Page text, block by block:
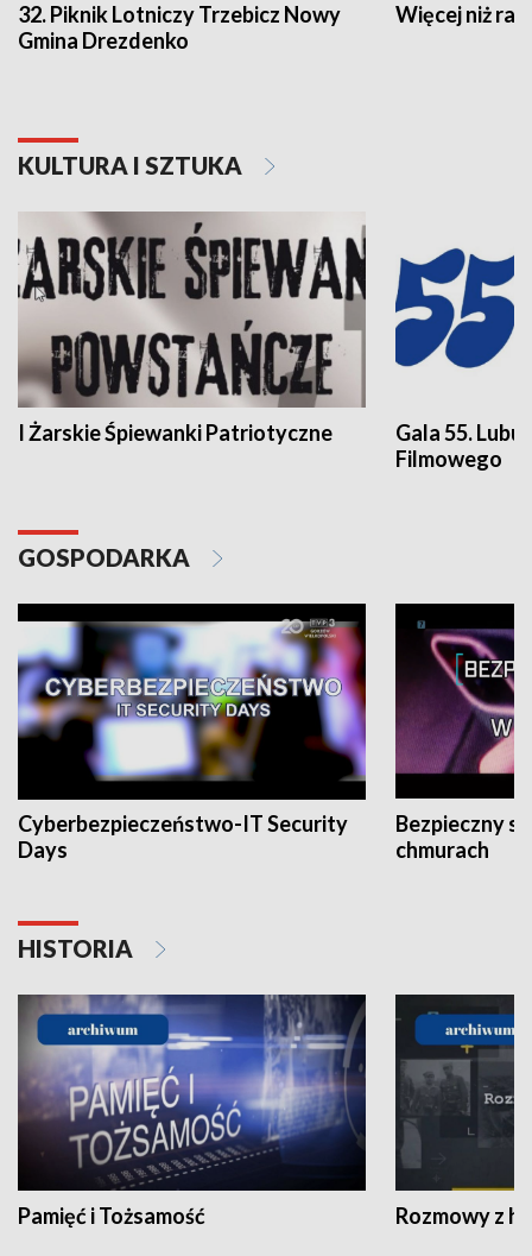
32. Piknik Lotniczy Trzebicz Nowy
Gmina Drezdenko
Więcej niż rajd
KULTURA I SZTUKA
I Żarskie Śpiewanki Patriotyczne
Gala 55.
Filmowego
GOSPODARKA
Cyberbezpieczeństwo-IT Security
Days
Bezpieczny
chmurach
HISTORIA
Pamięć i Tożsamość Rozmowy z